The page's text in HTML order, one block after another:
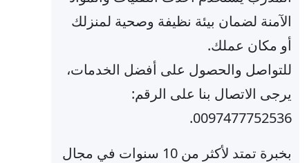
الآمنة لضمان بيئة نظيفة وصحية لمنزلك
أو مكان عملك.
للتواصل والحصول على أفضل الخدمات،
يرجى الاتصال بنا على الرقم:
0097477752536.
بخبرة تمتد لأكثر من 10 سنوات في مجال